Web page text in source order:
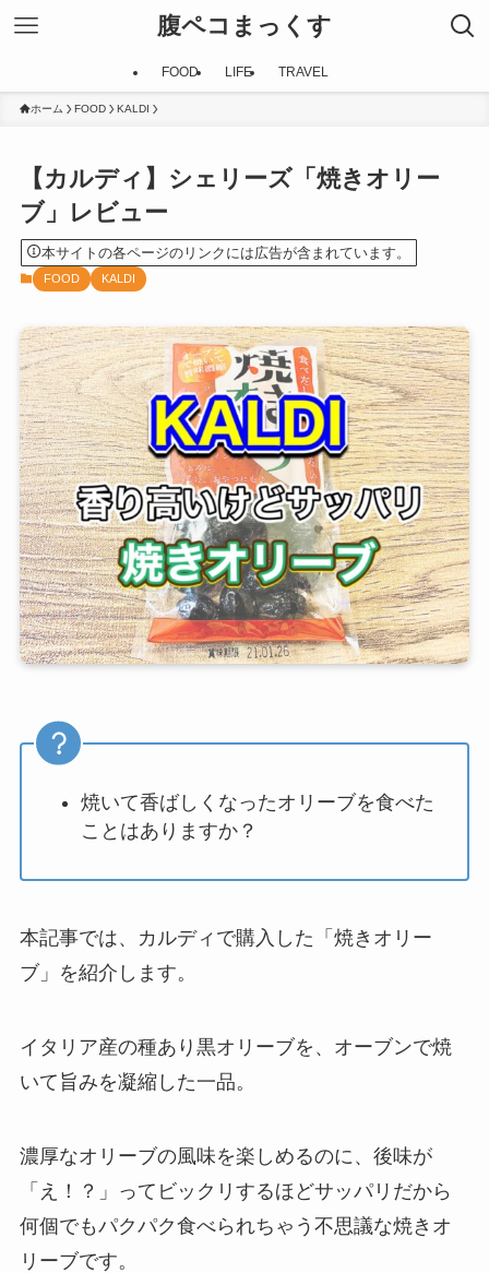
腹ペコまっくす
FOOD LIFE TRAVEL
ホーム FOOD KALDI
【カルディ】シェリーズ「焼きオリー
ブ」レビュー
本サイトの各ページのリンクには広告が含まれています。
FOOD KALDI
焼いて香ばしくなったオリーブを食べた
ことはありますか？
本記事では、カルディで購入した「焼きオリー
ブ」を紹介します。
イタリア産の種あり黒オリーブを、オーブンで焼
いて旨みを凝縮した一品。
濃厚なオリーブの風味を楽しめるのに、後味が
「え！？」ってビックリするほどサッパリだから
何個でもパクパク食べられちゃう不思議な焼きオ
リーブです。